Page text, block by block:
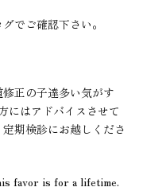
でご確認下さい。
正の子達多い気がす
にはアドバイスさせて
期検診にお越しくださ
favor is for a lifetime.